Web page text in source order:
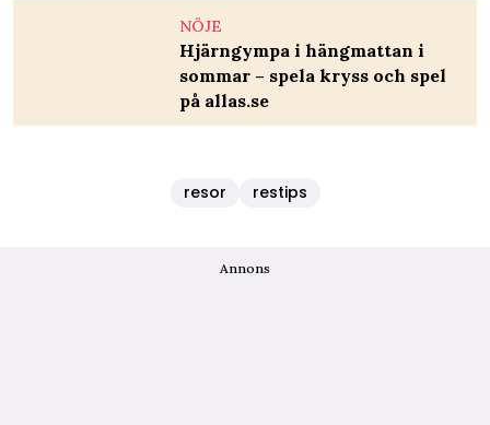
NÖJE
Hjärngympa i hängmattan i
sommar – spela kryss och spel
på allas.se
resor restips
Annons